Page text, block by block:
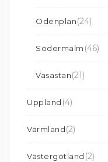
Odenplan(24)
Södermalm (46)
Vasastan(21)
Uppland (4)
Värmland(2)
Västergötland (2)